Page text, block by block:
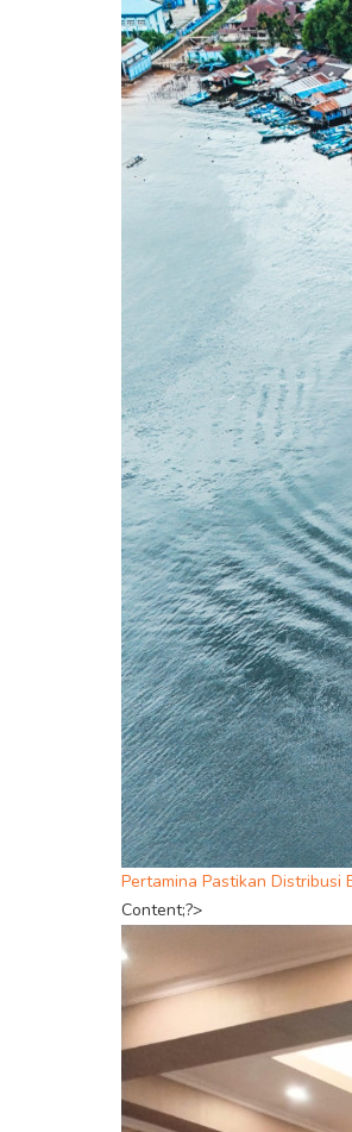
Pertamina Pastikan Distribusi
Content;?>